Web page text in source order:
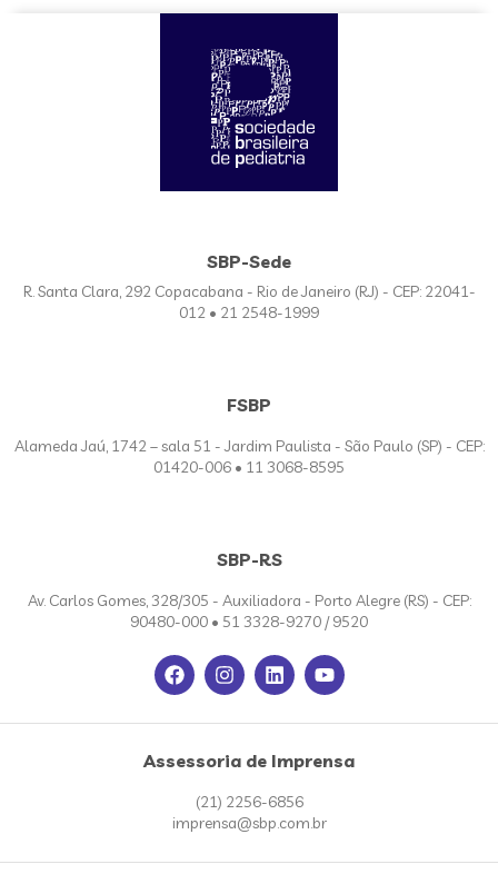
SBP-Sede
R. Santa Clara, 292 Copacabana - Rio de Janeiro (RJ) - CEP: 22041-
012 • 21 2548-1999
FSBP
Alameda Jaú, 1742 – sala 51 - Jardim Paulista - São Paulo (SP) - CEP:
01420-006 • 11 3068-8595
SBP-RS
Av. Carlos Gomes, 328/305 - Auxiliadora - Porto Alegre (RS) - CEP:
90480-000 • 51 3328-9270 / 9520
Assessoria de Imprensa
(21) 2256-6856
imprensa@sbp.com.br